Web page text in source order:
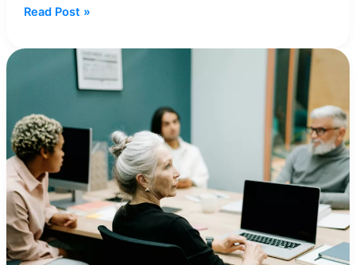
Read Post »
direction
et
les
équipes,
les
managers
s’épuisent
souvent
en